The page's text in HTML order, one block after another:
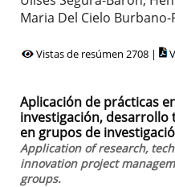
Maria Del Cielo Burbano-
Vistas de resúmen 2708 |
Aplicación de prácticas
investigación, desarrollo
en grupos de
Application of research,
innovation project
groups.